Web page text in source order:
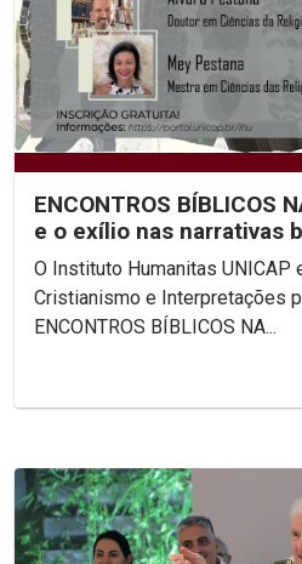
ENCONTROS BÍBLICOS
e o exílio nas narrativas
O Instituto Humanitas UNICAP
Cristianismo e Interpretações
ENCONTROS BÍBLICOS NA...